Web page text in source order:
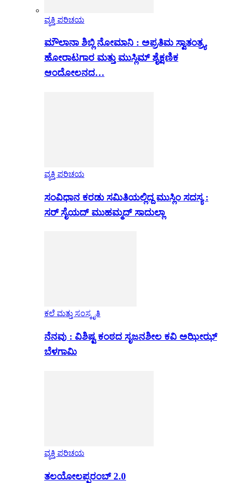
ವ್ಯಕ್ತಿ ಪರಿಚಯ
ಮೌಲಾನಾ ಶಿಬ್ಲಿ ನೋಮಾನಿ : ಅಪ್ರತಿಮ ಸ್ವಾತಂತ್ರ್ಯ
ಹೋರಾಟಗಾರ ಮತ್ತು ಮುಸ್ಲಿಮ್ ಶೈಕ್ಷಣಿಕ
ಆಂದೋಲನದ…
ವ್ಯಕ್ತಿ ಪರಿಚಯ
ಸಂವಿಧಾನ ಕರಡು ಸಮಿತಿಯಲ್ಲಿದ್ದ ಮುಸ್ಲಿಂ ಸದಸ್ಯ :
ಸರ್ ಸೈಯದ್ ಮುಹಮ್ಮದ್ ಸಾದುಲ್ಲಾ
ಕಲೆ ಮತ್ತು ಸಂಸ್ಕೃತಿ
ನೆನವು : ವಿಶಿಷ್ಟ ಕಂಠದ ಸೃಜನಶೀಲ ಕವಿ ಅಝೀಝ್
ಬೆಳಗಾಮಿ
ವ್ಯಕ್ತಿ ಪರಿಚಯ
ತಲಯೋಲಪ್ಪರಂಬ್ 2.0